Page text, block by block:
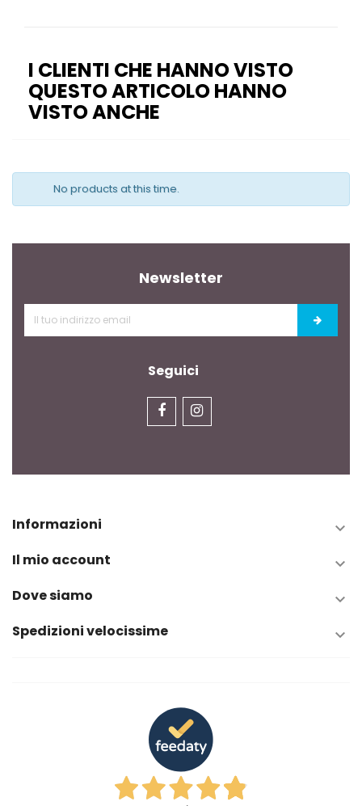
I CLIENTI CHE HANNO VISTO
QUESTO ARTICOLO HANNO
VISTO ANCHE
No products at this time.
Newsletter
Seguici
Informazioni 
Il mio account 
Dove siamo 
Spedizioni velocissime 